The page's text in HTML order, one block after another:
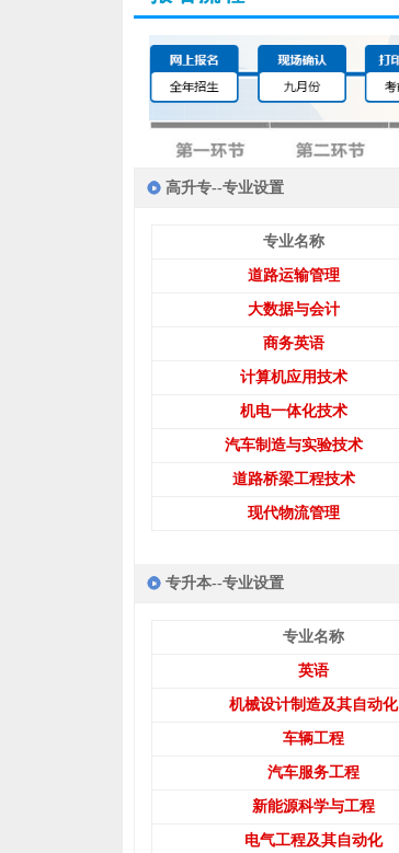
高升专--专业设置
专业名称
道路运输管理
大数据与会计
商务英语
计算机应用技术
机电一体化技术
汽车制造与实验技术
道路桥梁工程技术
现代物流管理
专升本--专业设置
专业名称
英语
机械设计制造及其自动化
车辆工程
汽车服务工程
新能源科学与工程
电气工程及其自动化